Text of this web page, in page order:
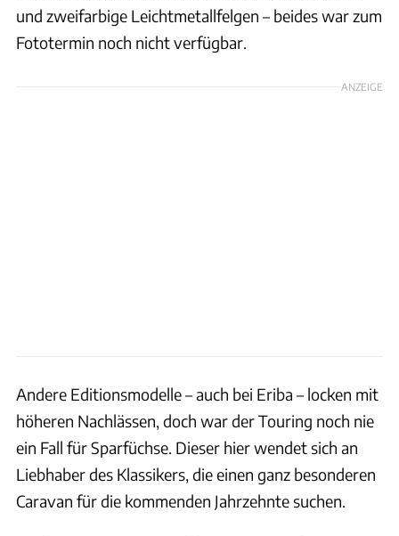
und zweifarbige Leichtmetallfelgen – beides war zum
Fototermin noch nicht verfügbar.
ANZEIGE
Andere Editionsmodelle – auch bei Eriba – locken mit
höheren Nachlässen, doch war der Touring noch nie
ein Fall für Sparfüchse. Dieser hier wendet sich an
Liebhaber des Klassikers, die einen ganz besonderen
Caravan für die kommenden Jahrzehnte suchen.